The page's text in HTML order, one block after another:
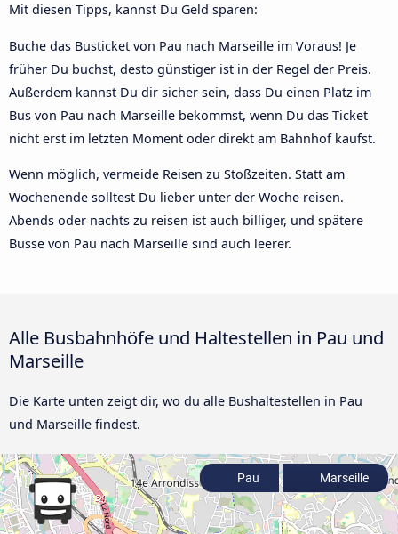
Mit diesen Tipps, kannst Du Geld sparen:
Buche das Busticket von Pau nach Marseille im Voraus! Je
früher Du buchst, desto günstiger ist in der Regel der Preis.
Außerdem kannst Du dir sicher sein, dass Du einen Platz im
Bus von Pau nach Marseille bekommst, wenn Du das Ticket
nicht erst im letzten Moment oder direkt am Bahnhof kaufst.
Wenn möglich, vermeide Reisen zu Stoßzeiten. Statt am
Wochenende solltest Du lieber unter der Woche reisen.
Abends oder nachts zu reisen ist auch billiger, und spätere
Busse von Pau nach Marseille sind auch leerer.
Alle Busbahnhöfe und Haltestellen in Pau und
Marseille
Die Karte unten zeigt dir, wo du alle Bushaltestellen in Pau
und Marseille findest.
Pau Marseille